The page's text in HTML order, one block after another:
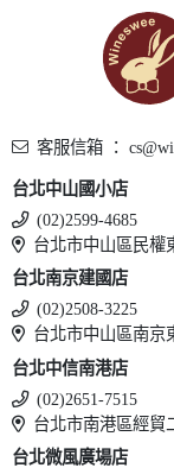
客服信箱 ：
台北中山國小店
(02)2599-4685
台北市中山區民權
台北南京建國店
(02)2508-3225
台北市中山區南京
台北中信南港店
(02)2651-7515
台北市南港區經貿
台北微風廣場店